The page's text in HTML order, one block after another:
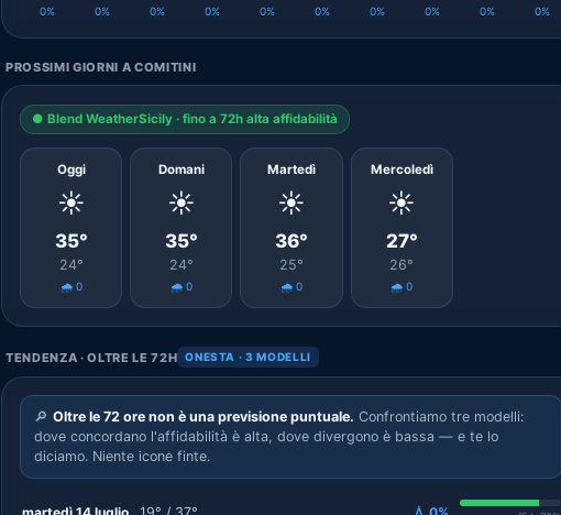
0% 0% 0% 0% 0% 0% 0% 0% 0% 0%
PROSSIMI GIORNI A COMITINI
● Blend WeatherSicily · fino a 72h alta affidabilità
Oggi
☀️
35°
24°
🌧️ 0
Domani
☀️
35°
24°
🌧️ 0
Martedì
☀️
36°
25°
🌧️ 0
Mercoledì
☀️
27°
26°
🌧️ 0
TENDENZA · OLTRE LE 72H ONESTA · 3 MODELLI
🔎 Oltre le 72 ore non è una previsione puntuale. Confrontiamo tre modelli:
dove concordano l'affidabilità è alta, dove divergono è bassa — e te lo
diciamo. Niente icone finte.
martedì 14 luglio 19° / 37° 💧 0%